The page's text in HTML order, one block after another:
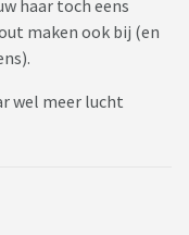
haar toch eens
maken ook bij (en
wel meer lucht